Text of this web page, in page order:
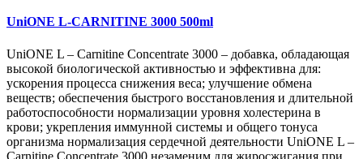
UniONE L-CARNITINE 3000 500ml
UniONE L – Carnitine Concentrate 3000 – добавка, обладающая
высокой биологической активностью и эффективна для:
ускорения процесса снижения веса; улучшение обмена
веществ; обеспечения быстрого восстановления и длительной
работоспособности нормализации уровня холестерина в
крови; укрепления иммунной системы и общего тонуса
организма нормализация сердечной деятельности UniONE L –
Carnitine Concentrate 3000 незаменим для жиросжигания при